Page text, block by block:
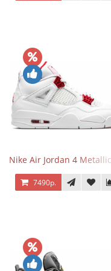
Nike Air Jordan 4
7490р.